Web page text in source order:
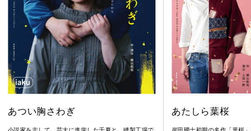
あつい胸さわぎ あたしら葉桜